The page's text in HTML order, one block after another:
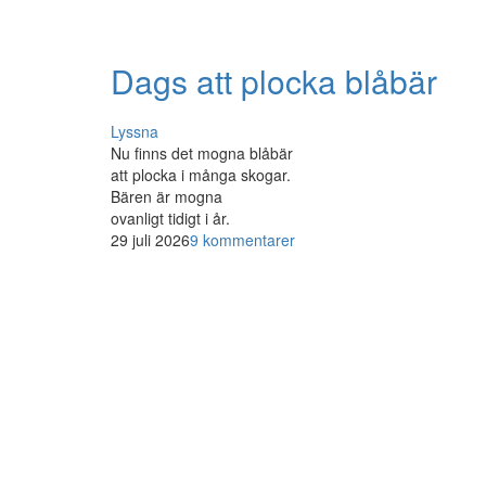
Dags att plocka blåbär
Lyssna
Nu finns det mogna blåbär
att plocka i många skogar.
Bären är mogna
ovanligt tidigt i år.
29 juli 20269 kommentarer